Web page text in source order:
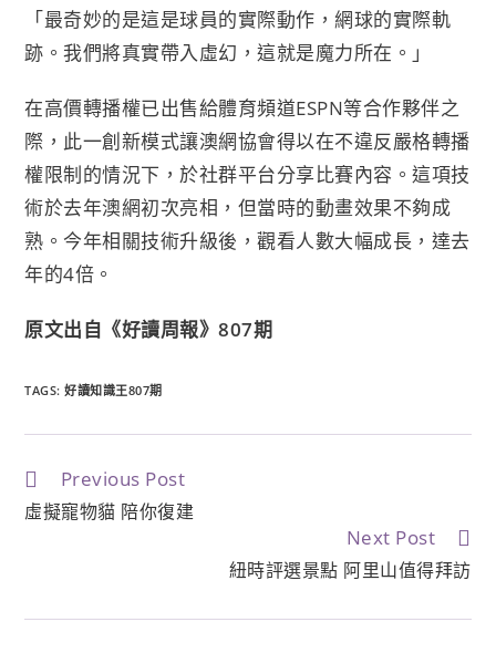
「最奇妙的是這是球員的實際動作，網球的實際軌
跡。我們將真實帶入虛幻，這就是魔力所在。」
在高價轉播權已出售給體育頻道ESPN等合作夥伴之
際，此一創新模式讓澳網協會得以在不違反嚴格轉播
權限制的情況下，於社群平台分享比賽內容。這項技
術於去年澳網初次亮相，但當時的動畫效果不夠成
熟。今年相關技術升級後，觀看人數大幅成長，達去
年的4倍。
原文出自《好讀周報》807期
TAGS:好讀知識王807期
Previous Post
虛擬寵物貓 陪你復建
Next Post
紐時評選景點 阿里山值得拜訪